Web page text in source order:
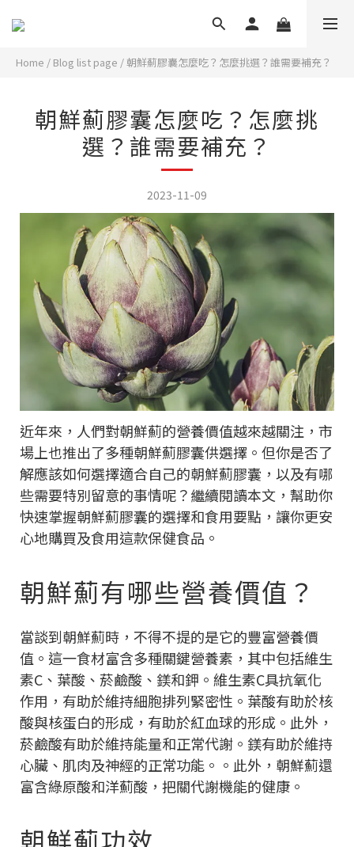
Home / Blog list page /朝鮮薊膠囊怎麼吃？怎麼挑選？誰需要補充？
朝鮮薊膠囊怎麼吃？怎麼挑
選？誰需要補充？
2023-11-09
近年來，人們對朝鮮薊的營養價值越來越關注，市
場上也推出了多種朝鮮薊膠囊供選擇。但你是否了
解應該如何選擇適合自己的朝鮮薊膠囊，以及有哪
些需要特別留意的事情呢？繼續閱讀本文，幫助你
快速掌握朝鮮薊膠囊的選擇和食用要點，讓你更安
心地購買及食用這款保健食品。
朝鮮薊有哪些營養價值？
當談到朝鮮薊時，不得不提的是它的豐富營養價
值。這一食材富含多種關鍵營養素，其中包括維生
素C、葉酸、菸鹼酸、鎂和鉀。維生素C具抗氧化
作用，有助於維持細胞排列緊密性。葉酸有助於核
酸與核蛋白的形成，有助於紅血球的形成。此外，
菸鹼酸有助於維持能量和正常代謝。鎂有助於維持
心臟、肌肉及神經的正常功能。。此外，朝鮮薊還
富含綠原酸和洋薊酸，把關代謝機能的健康。